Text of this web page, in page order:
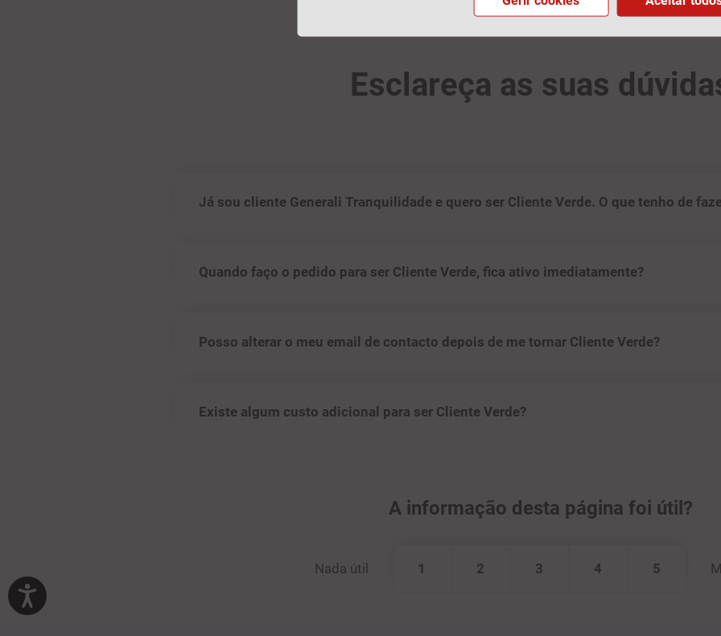
Esclareça as suas
Já sou cliente Generali Tranquilidade e quero ser Cliente Verde. O que tenho de
Quando faço o pedido para ser Cliente Verde, fica ativo imediatamente?
Posso alterar o meu email de contacto depois de me tornar Cliente Verde?
Existe algum custo adicional para ser Cliente Verde?
A informação desta página foi útil?
Nada útil 1 2 3 4 5